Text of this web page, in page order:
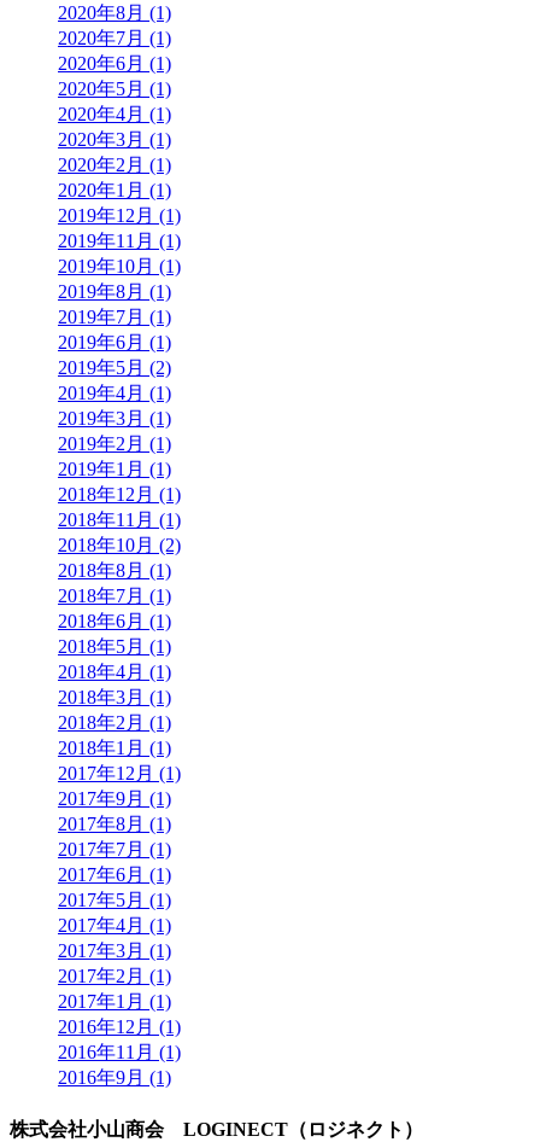
2020年8月 (1)
2020年7月 (1)
2020年6月 (1)
2020年5月 (1)
2020年4月 (1)
2020年3月 (1)
2020年2月 (1)
2020年1月 (1)
2019年12月 (1)
2019年11月 (1)
2019年10月 (1)
2019年8月 (1)
2019年7月 (1)
2019年6月 (1)
2019年5月 (2)
2019年4月 (1)
2019年3月 (1)
2019年2月 (1)
2019年1月 (1)
2018年12月 (1)
2018年11月 (1)
2018年10月 (2)
2018年8月 (1)
2018年7月 (1)
2018年6月 (1)
2018年5月 (1)
2018年4月 (1)
2018年3月 (1)
2018年2月 (1)
2018年1月 (1)
2017年12月 (1)
2017年9月 (1)
2017年8月 (1)
2017年7月 (1)
2017年6月 (1)
2017年5月 (1)
2017年4月 (1)
2017年3月 (1)
2017年2月 (1)
2017年1月 (1)
2016年12月 (1)
2016年11月 (1)
2016年9月 (1)
株式会社小山商会 LOGINECT（ロジネクト）